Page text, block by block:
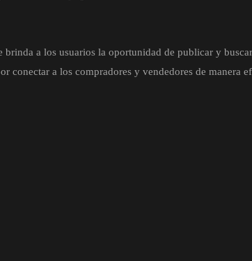
a los usuarios la oportunidad de publicar y
conectar a los compradores y vendedores de manera